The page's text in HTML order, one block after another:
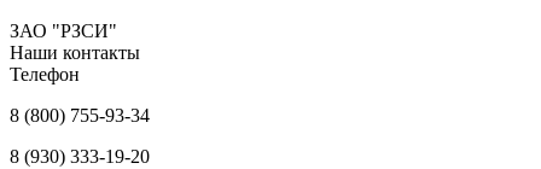
ЗАО "РЗСИ"
Наши контакты
Телефон
8 (800) 755-93-34
8 (930) 333-19-20